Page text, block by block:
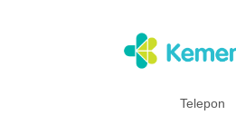
Telepon